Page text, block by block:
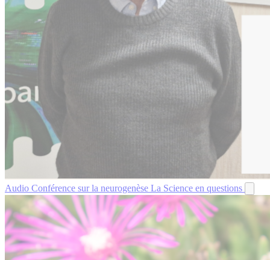
Audio Conférence sur la neurogenèse La Science en questions